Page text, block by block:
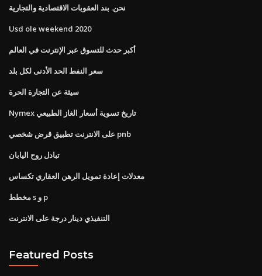
نحن. بند العقوبات الاقتصادية والتجارية
Usd ole weekend 2020
أكبر حدث للتسوق عبر الإنترنت في العالم
سعر النفط الحد الأدنى لكل بلد
سيئة عن التجارة الحرة
Nymex تاريخ تسوية أسعار الغاز الطبيعي
على الانترنت تطبيق قرض شخصي pnb
تبادل روح اليابان
معدلات إعادة تمويل الرهن العقاري تكساس
مخطط s و p
التنفيذي دينار درجة على الانترنت
Featured Posts